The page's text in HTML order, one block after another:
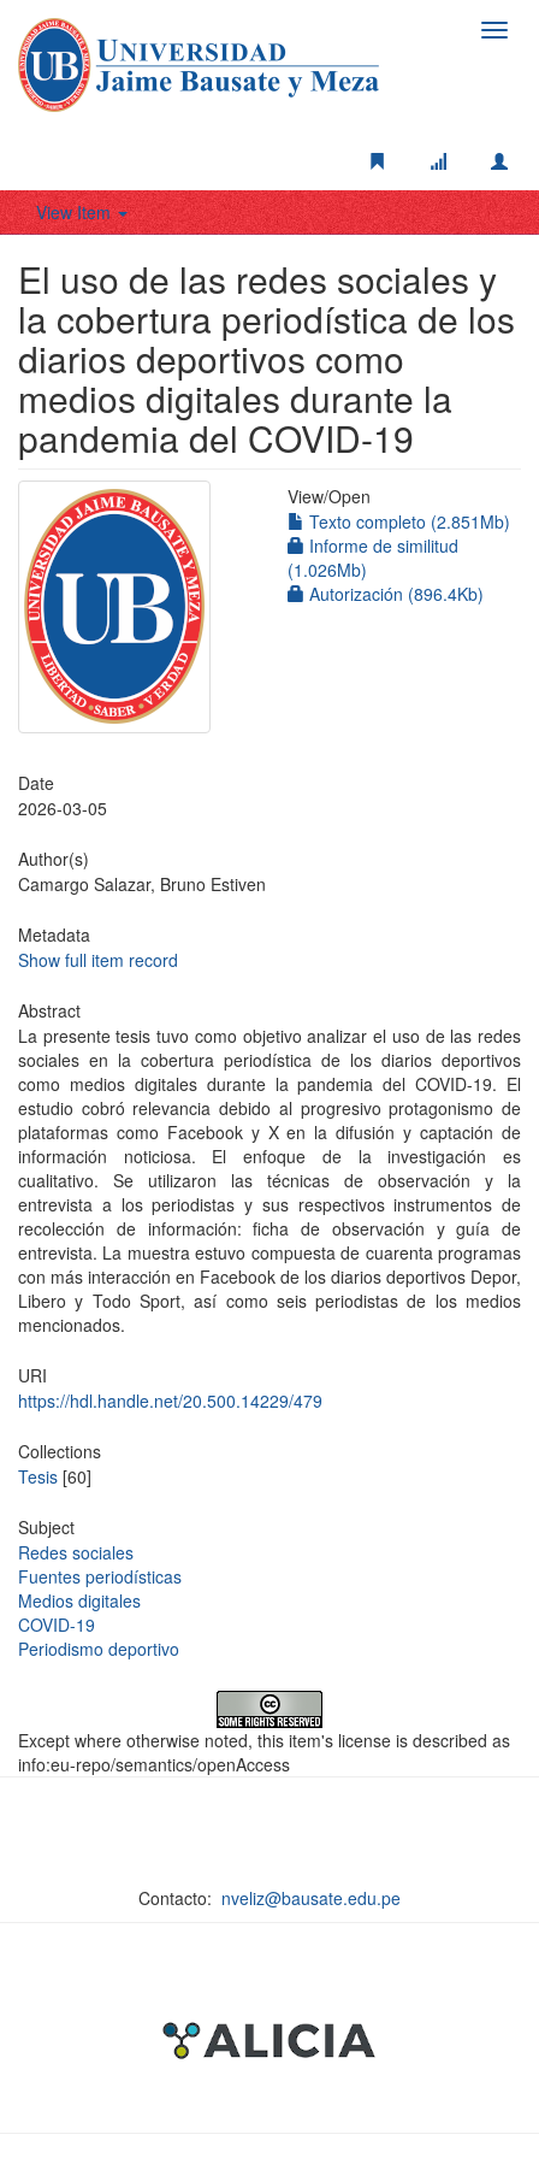
View Item
El uso de las redes sociales y
la cobertura periodística de los
diarios deportivos como
medios digitales durante la
pandemia del COVID-19
View/Open
Texto completo (2.851Mb)
Informe de similitud
(1.026Mb)
Autorización (896.4Kb)
Date
2026-03-05
Author(s)
Camargo Salazar, Bruno Estiven
Metadata
Show full item record
Abstract
La presente tesis tuvo como objetivo analizar el uso de las redes
sociales en la cobertura periodística de los diarios deportivos
como medios digitales durante la pandemia del COVID-19. El
estudio cobró relevancia debido al progresivo protagonismo de
plataformas como Facebook y X en la difusión y captación de
información noticiosa. El enfoque de la investigación es
cualitativo. Se utilizaron las técnicas de observación y la
entrevista a los periodistas y sus respectivos instrumentos de
recolección de información: ficha de observación y guía de
entrevista. La muestra estuvo compuesta de cuarenta programas
con más interacción en Facebook de los diarios deportivos Depor,
Libero y Todo Sport, así como seis periodistas de los medios
mencionados.
URI
https://hdl.handle.net/20.500.14229/479
Collections
Tesis [60]
Subject
Redes sociales
Fuentes periodísticas
Medios digitales
COVID-19
Periodismo deportivo
Except where otherwise noted, this item's license is described as
info:eu-repo/semantics/openAccess
Contacto: nveliz@bausate.edu.pe